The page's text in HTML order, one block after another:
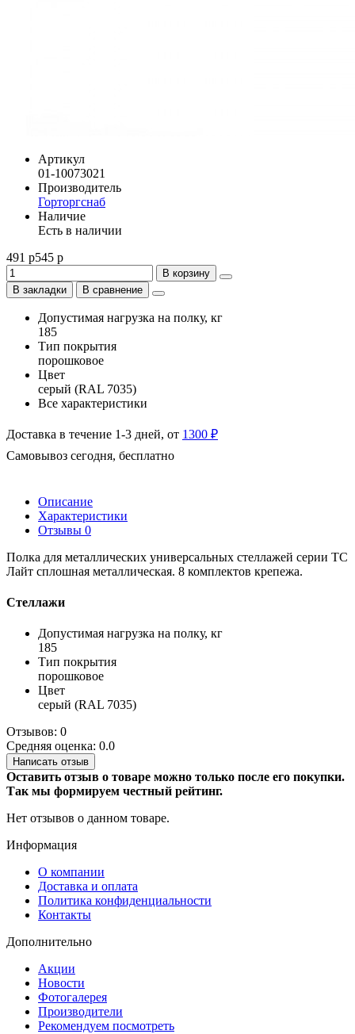
Артикул
01-10073021
Производитель
Горторгснаб
Наличие
Есть в наличии
491 р545 р
В корзину
В закладки
В сравнение
Допустимая нагрузка на полку, кг
185
Тип покрытия
порошковое
Цвет
серый (RAL 7035)
Все характеристики
Доставка в течение 1-3 дней, от 1300 ₽
Самовывоз сегодня, бесплатно
Описание
Характеристики
Отзывы 0
Полка для металлических универсальных стеллажей серии ТС
Лайт сплошная металлическая. 8 комплектов крепежа.
Стеллажи
Допустимая нагрузка на полку, кг
185
Тип покрытия
порошковое
Цвет
серый (RAL 7035)
Отзывов: 0
Средняя оценка: 0.0
Написать отзыв
Оставить отзыв о товаре можно только после его покупки.
Так мы формируем честный рейтинг.
Нет отзывов о данном товаре.
Информация
О компании
Доставка и оплата
Политика конфиденциальности
Контакты
Дополнительно
Акции
Новости
Фотогалерея
Производители
Рекомендуем посмотреть